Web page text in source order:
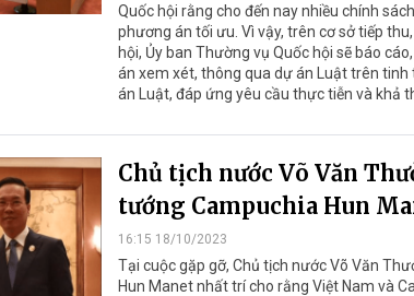
Quốc hội rằng cho đến nay nhiều chính
phương án tối ưu. Vì vậy, trên cơ sở tiếp
hội, Ủy ban Thường vụ Quốc hội sẽ báo
án xem xét, thông qua dự án Luật trên
án Luật, đáp ứng yêu cầu thực tiễn và khả
Chủ tịch nước Võ Văn
tướng Campuchia Hun
16:15 18/10/2023
Tại cuộc gặp gỡ, Chủ tịch nước Võ Văn
Hun Manet nhất trí cho rằng Việt Nam và